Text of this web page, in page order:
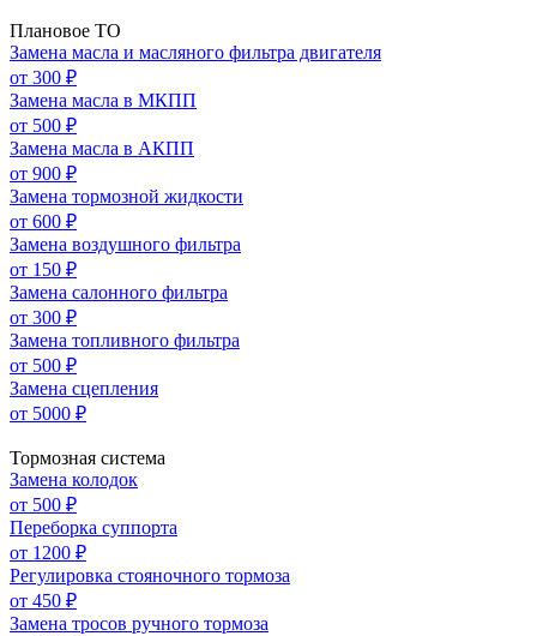
Плановое ТО
Замена масла и масляного фильтра двигателя
от 300 ₽
Замена масла в МКПП
от 500 ₽
Замена масла в АКПП
от 900 ₽
Замена тормозной жидкости
от 600 ₽
Замена воздушного фильтра
от 150 ₽
Замена салонного фильтра
от 300 ₽
Замена топливного фильтра
от 500 ₽
Замена сцепления
от 5000 ₽
Тормозная система
Замена колодок
от 500 ₽
Переборка суппорта
от 1200 ₽
Регулировка стояночного тормоза
от 450 ₽
Замена тросов ручного тормоза